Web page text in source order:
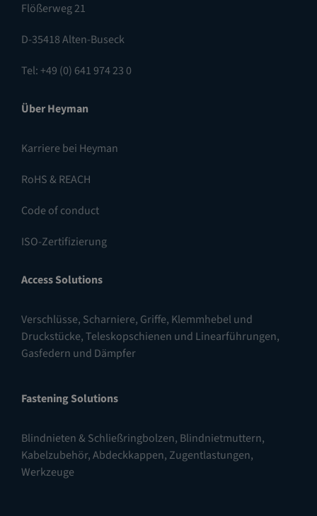
Flößerweg 21
D-35418 Alten-Buseck
Tel: +49 (0) 641 974 23 0
Über Heyman
Karriere bei Heyman
RoHS & REACH
Code of conduct
ISO-Zertifizierung
Access Solutions
Verschlüsse, Scharniere, Griffe, Klemmhebel und
Druckstücke,Teleskopschienen und Linearführungen,
Gasfedern und Dämpfer
Fastening Solutions
Blindnieten & Schließringbolzen, Blindnietmuttern,
Kabelzubehör, Abdeckkappen, Zugentlastungen,
Werkzeuge